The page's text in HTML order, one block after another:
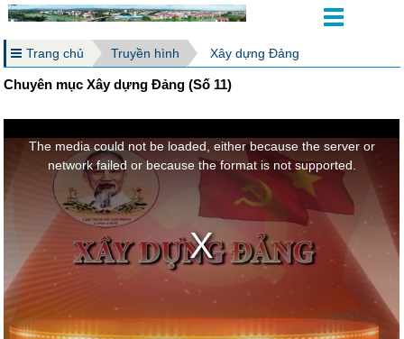
Trang chủ Truyền hình Xây dựng Đảng
Chuyên mục Xây dựng Đảng (Số 11)